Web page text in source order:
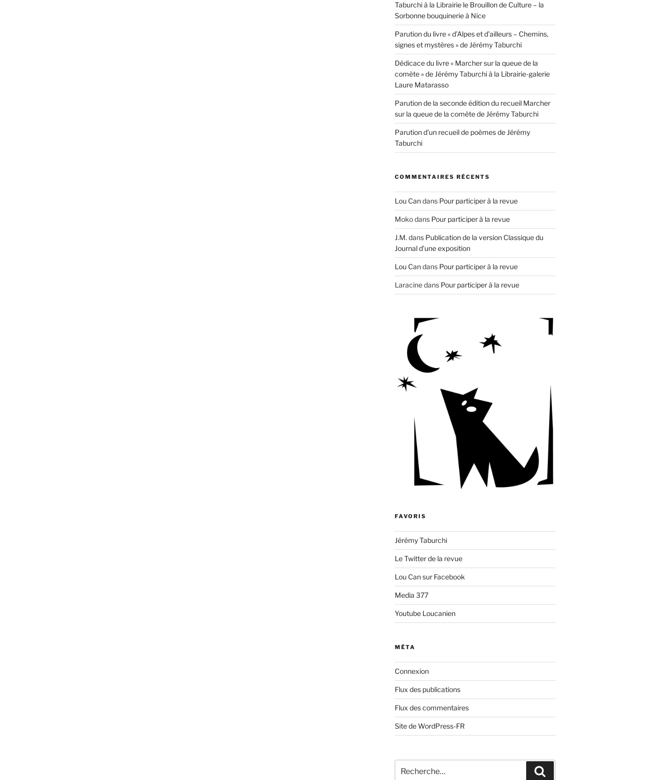
Taburchi à la Librairie le Brouillon de Culture – la
Sorbonne bouquinerie à Nice
Parution du livre « d’Alpes et d’ailleurs – Chemins,
signes et mystères » de Jérémy Taburchi
Dédicace du livre « Marcher sur la queue de la
comète » de Jérémy Taburchi à la Librairie-galerie
Laure Matarasso
Parution de la seconde édition du recueil Marcher
sur la queue de la comète de Jérémy Taburchi
Parution d’un recueil de poèmes de Jérémy
Taburchi
COMMENTAIRES RÉCENTS
Lou Candans Pour participer à la revue
Mokodans Pour participer à la revue
J.M. dans Publication de la version Classique du
Journal d’une exposition
Lou Candans Pour participer à la revue
Laracinedans Pour participer à la revue
FAVORIS
Jérémy Taburchi
Le Twitter de la revue
Lou Can sur Facebook
Media 377
Youtube Loucanien
MÉTA
Connexion
Flux des publications
Flux des commentaires
Site de WordPress-FR
pour